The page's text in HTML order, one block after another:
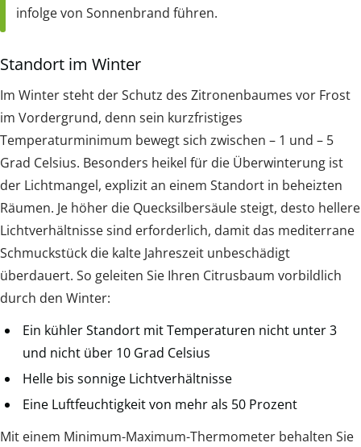
infolge von Sonnenbrand führen.
Standort im Winter
Im Winter steht der Schutz des Zitronenbaumes vor Frost
im Vordergrund, denn sein kurzfristiges
Temperaturminimum bewegt sich zwischen – 1 und – 5
Grad Celsius. Besonders heikel für die Überwinterung ist
der Lichtmangel, explizit an einem Standort in beheizten
Räumen. Je höher die Quecksilbersäule steigt, desto hellere
Lichtverhältnisse sind erforderlich, damit das mediterrane
Schmuckstück die kalte Jahreszeit unbeschädigt
überdauert. So geleiten Sie Ihren Citrusbaum vorbildlich
durch den Winter:
Ein kühler Standort mit Temperaturen nicht unter 3
und nicht über 10 Grad Celsius
Helle bis sonnige Lichtverhältnisse
Eine Luftfeuchtigkeit von mehr als 50 Prozent
Mit einem Minimum-Maximum-Thermometer behalten Sie